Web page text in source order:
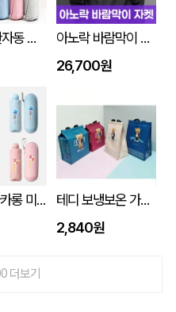
UV 3단 완자동 양우산
아노락 바람막이 자켓 주문제작 전사인쇄
26,700원
5단 6K 마카롱 미니 UV 양우산
테디 보냉보온 가방 10L (270x170x350mm)
2,840원
더보기